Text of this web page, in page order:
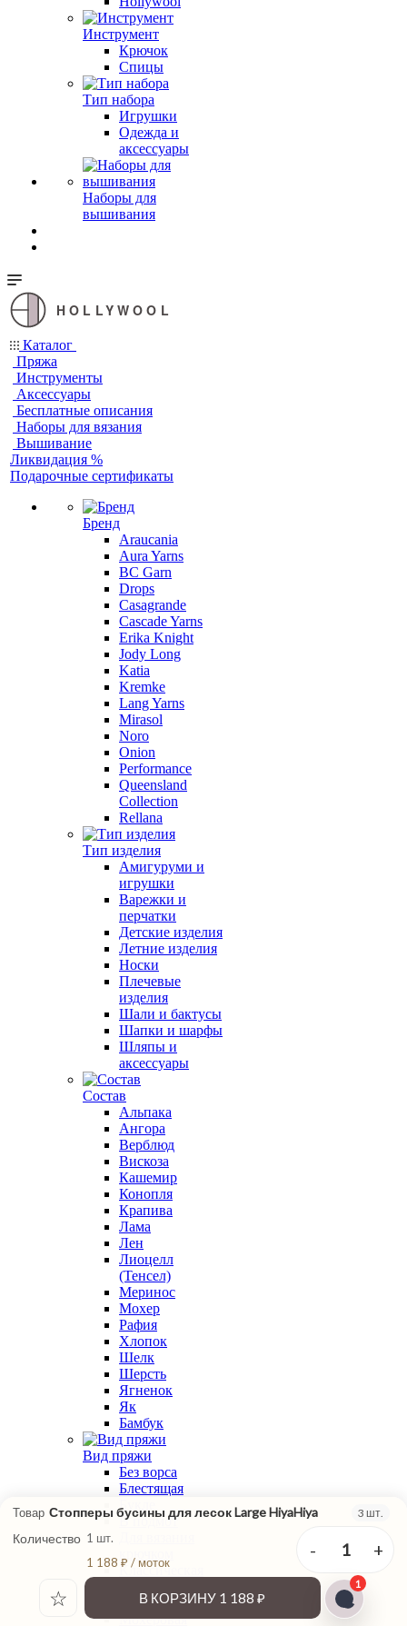
Инструмент
Крючок
Спицы
Тип набора
Игрушки
Одежда и
аксессуары
Наборы для
вышивания
HOLLYWOOL
Каталог
Пряжа
Инструменты
Аксессуары
Бесплатные описания
Наборы для вязания
Вышивание
Ликвидация %
Подарочные сертификаты
Бренд
Araucania
Aura Yarns
BC Garn
Drops
Casagrande
Cascade Yarns
Erika Knight
Jody Long
Katia
Kremke
Lang Yarns
Mirasol
Noro
Onion
Performance
Queensland
Collection
Rellana
Тип изделия
Амигуруми и
игрушки
Варежки и
перчатки
Детские изделия
Летние изделия
Носки
Плечевые
изделия
Шали и бактусы
Шапки и шарфы
Шляпы и
аксессуары
Состав
Альпака
Ангора
Верблюд
Вискоза
Кашемир
Конопля
Крапива
Лама
Лен
Лиоцелл
(Тенсел)
Меринос
Мохер
Рафия
Хлопок
Шелк
Шерсть
Ягненок
Як
Бамбук
Вид пряжи
Без ворса
Блестящая
Букле
В подмот
Классическая
Меланжевая
Мохеровая
Товар Стопперы бусины для лесок Large HiyaHiya 3 шт.
Количество 1 шт.
1 188 ₽ / моток
- 1 +
☆ В КОРЗИНУ 1 188 ₽
1